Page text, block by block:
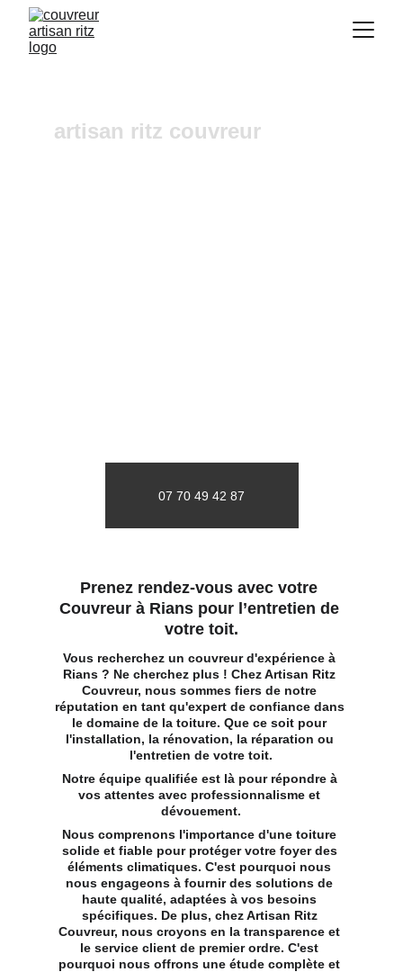
artisan ritz couvreur
07 70 49 42 87
Prenez rendez-vous avec votre
Couvreur à Rians pour l’entretien de
votre toit.
Vous recherchez un couvreur d'expérience à
Rians ? Ne cherchez plus ! Chez Artisan Ritz
Couvreur, nous sommes fiers de notre
réputation en tant qu'expert de confiance dans
le domaine de la toiture. Que ce soit pour
l'installation, la rénovation, la réparation ou
l'entretien de votre toit.
Notre équipe qualifiée est là pour répondre à
vos attentes avec professionnalisme et
dévouement.
Nous comprenons l'importance d'une toiture
solide et fiable pour protéger votre foyer des
éléments climatiques. C'est pourquoi nous
nous engageons à fournir des solutions de
haute qualité, adaptées à vos besoins
spécifiques. De plus, chez Artisan Ritz
Couvreur, nous croyons en la transparence et
le service client de premier ordre. C'est
pourquoi nous offrons une étude complète et